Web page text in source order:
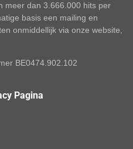
meer dan 3.666.000 hits per
basis een mailing en
onmiddellijk via onze website,
BE0474.902.102
Pagina